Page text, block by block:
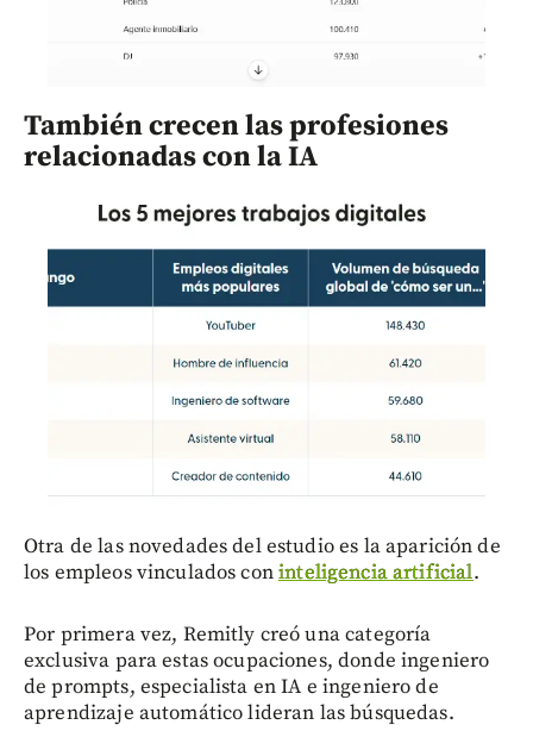
También crecen las profesiones
relacionadas con la IA
Otra de las novedades del estudio es la aparición de
los empleos vinculados coninteligencia artificial.
Por primera vez, Remitly creó una categoría
exclusiva para estas ocupaciones, donde ingeniero
de prompts, especialista en IA e ingeniero de
aprendizaje automático lideran las búsquedas.